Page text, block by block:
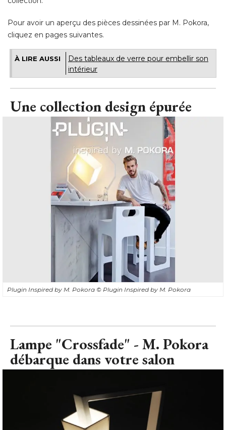
Pour avoir un aperçu des pièces dessinées par M. Pokora,
cliquez en pages suivantes.
À LIRE AUSSI
Des tableaux de verre pour embellir son
intérieur
Une collection design épurée
Plugin Inspired by M. Pokora © Plugin Inspired by M. Pokora
Lampe "Crossfade" - M. Pokora
débarque dans votre salon